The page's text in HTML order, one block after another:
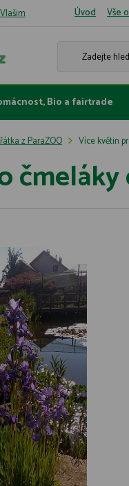
Úvod Vše
Bio a fairtrade
z ParaZOO Více květin